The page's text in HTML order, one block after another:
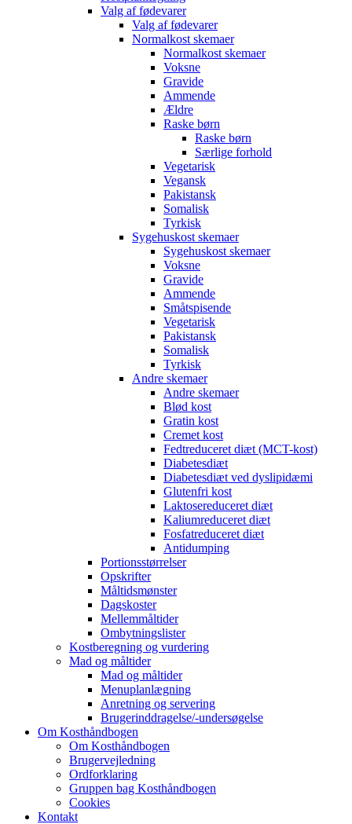
Valg af fødevarer
Valg af fødevarer
Normalkost skemaer
Normalkost skemaer
Voksne
Gravide
Ammende
Ældre
Raske børn
Raske børn
Særlige forhold
Vegetarisk
Vegansk
Pakistansk
Somalisk
Tyrkisk
Sygehuskost skemaer
Sygehuskost skemaer
Voksne
Gravide
Ammende
Småtspisende
Vegetarisk
Pakistansk
Somalisk
Tyrkisk
Andre skemaer
Andre skemaer
Blød kost
Gratin kost
Cremet kost
Fedtreduceret diæt (MCT-kost)
Diabetesdiæt
Diabetesdiæt ved dyslipidæmi
Glutenfri kost
Laktosereduceret diæt
Kaliumreduceret diæt
Fosfatreduceret diæt
Antidumping
Portionsstørrelser
Opskrifter
Måltidsmønster
Dagskoster
Mellemmåltider
Ombytningslister
Kostberegning og vurdering
Mad og måltider
Mad og måltider
Menuplanlægning
Anretning og servering
Brugerinddragelse/-undersøgelse
Om Kosthåndbogen
Om Kosthåndbogen
Brugervejledning
Ordforklaring
Gruppen bag Kosthåndbogen
Cookies
Kontakt